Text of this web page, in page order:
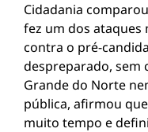
Cidadania
fez um dos ataques
contra o pré-
despreparado, sem
Grande do Norte
pública, afirmou
muito tempo e